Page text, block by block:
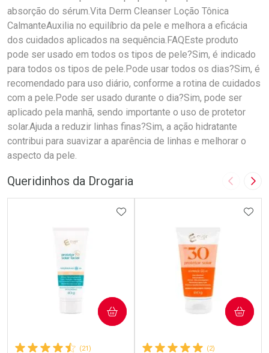
absorção do sérum.Vita Derm Cleanser Loção Tônica
CalmanteAuxilia no equilíbrio da pele e melhora a eficácia
dos cuidados aplicados na sequência.FAQEste produto
pode ser usado em todos os tipos de pele?Sim, é indicado
para todos os tipos de pele.Pode usar todos os dias?Sim, é
recomendado para uso diário, conforme a rotina de cuidados
com a pele.Pode ser usado durante o dia?Sim, pode ser
aplicado pela manhã, sendo importante o uso de protetor
solar.Ajuda a reduzir linhas finas?Sim, a ação hidratante
contribui para suavizar a aparência de linhas e melhorar o
aspecto da pele.
Queridinhos da Drogaria Imagem
(21)
ADICIONAR AOS FAVORITOS
COMPRAR
(2)
COMPRAR